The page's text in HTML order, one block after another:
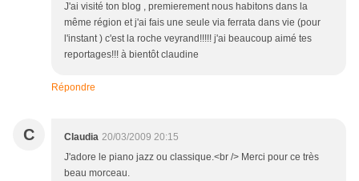
J'ai visité ton blog , premierement nous habitons dans la
même région et j'ai fais une seule via ferrata dans vie (pour
l'instant ) c'est la roche veyrand!!!!! j'ai beaucoup aimé tes
reportages!!! à bientôt claudine
Répondre
C Claudia 20/03/2009 20:15
J'adore le piano jazz ou classique.<br /> Merci pour ce très
beau morceau.